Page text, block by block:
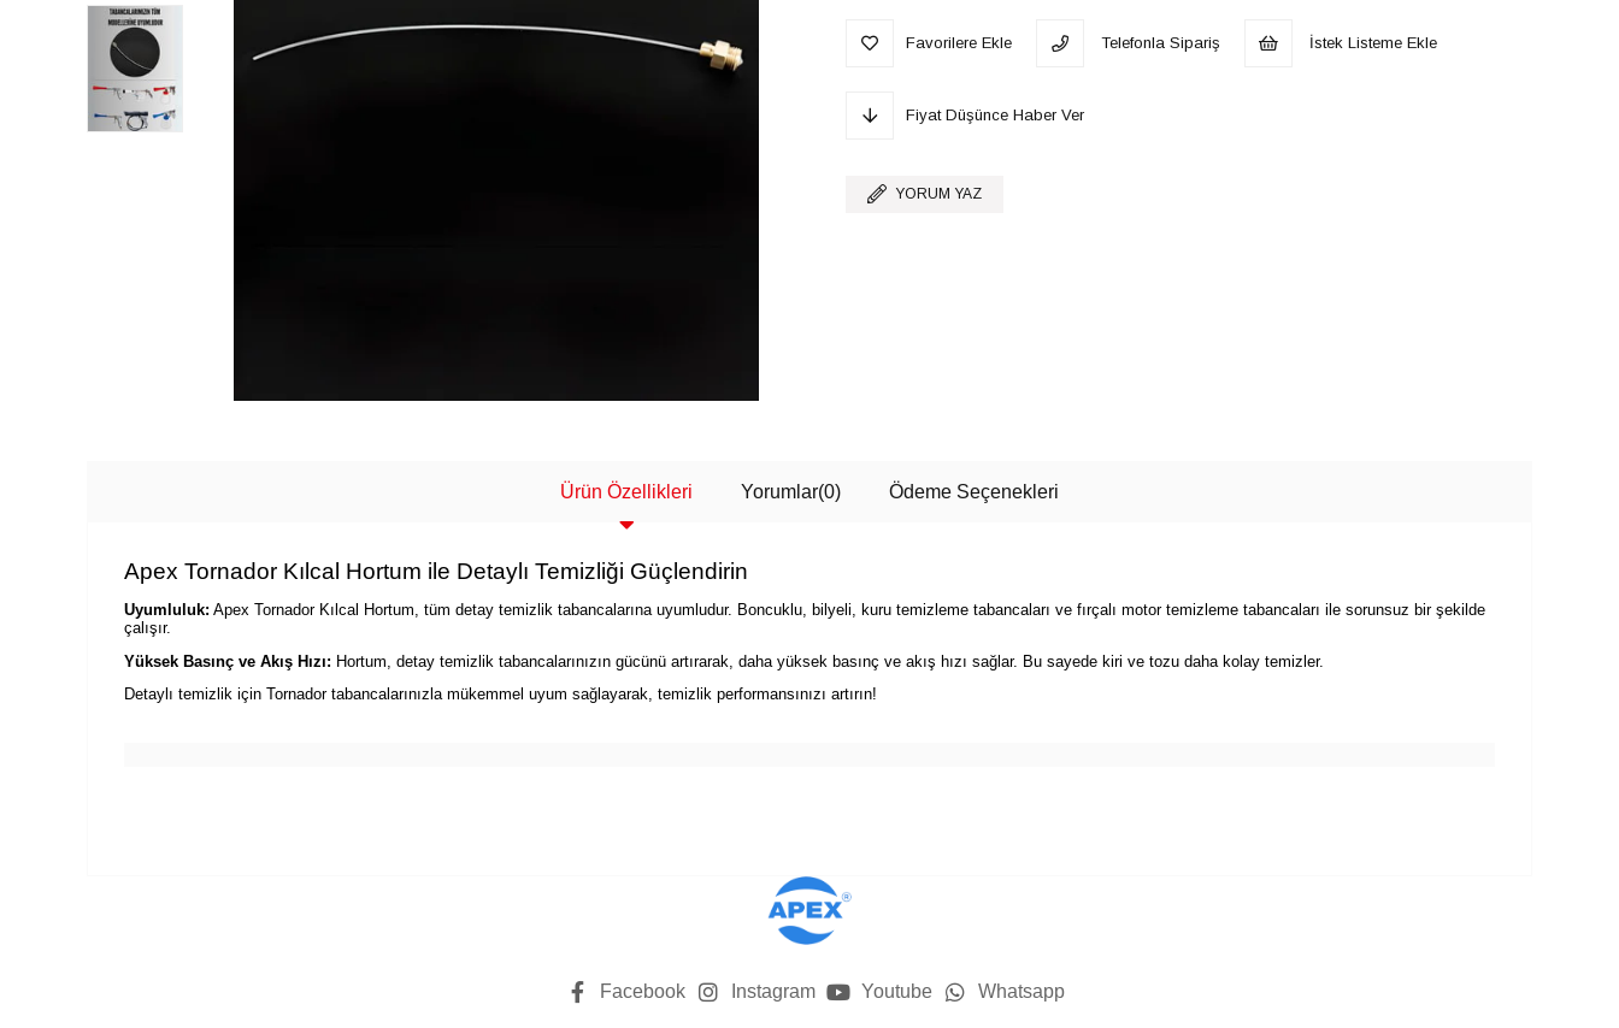
Favorilere Ekle Telefonla Sipariş İstek Listeme Ekle
Fiyat Düşünce Haber Ver
YORUM YAZ
Ürün Özellikleri Yorumlar(0) Ödeme Seçenekleri
Apex Tornador Kılcal Hortum ile Detaylı Temizliği Güçlendirin
Uyumluluk: Apex Tornador Kılcal Hortum, tüm detay temizlik tabancalarına uyumludur. Boncuklu, bilyeli, kuru temizleme tabancaları ve fırçalı motor temizleme tabancaları ile sorunsuz bir şekilde
çalışır.
Yüksek Basınç ve Akış Hızı: Hortum, detay temizlik tabancalarınızın gücünü artırarak, daha yüksek basınç ve akış hızı sağlar. Bu sayede kiri ve tozu daha kolay temizler.
Detaylı temizlik için Tornador tabancalarınızla mükemmel uyum sağlayarak, temizlik performansınızı artırın!
Facebook Instagram Youtube Whatsapp